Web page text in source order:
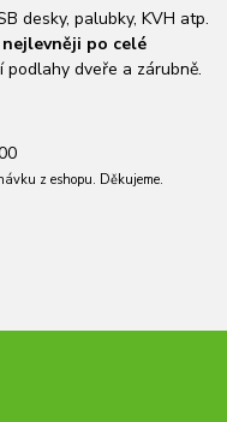
desky, palubky, KVH atp.
po celé
dveře a zárubně.
z eshopu. Děkujeme.